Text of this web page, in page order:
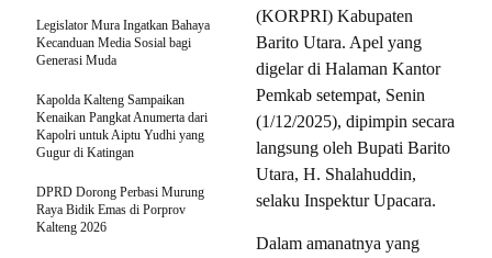
(KORPRI) Kabupaten
Barito Utara. Apel yang
digelar di Halaman Kantor
Pemkab setempat, Senin
(1/12/2025), dipimpin secara
langsung oleh Bupati Barito
Utara, H. Shalahuddin,
selaku Inspektur Upacara.
Dalam amanatnya yang
Legislator Mura Ingatkan Bahaya
Kecanduan Media Sosial bagi
Generasi Muda
Kapolda Kalteng Sampaikan
Kenaikan Pangkat Anumerta dari
Kapolri untuk Aiptu Yudhi yang
Gugur di Katingan
DPRD Dorong Perbasi Murung
Raya Bidik Emas di Porprov
Kalteng 2026